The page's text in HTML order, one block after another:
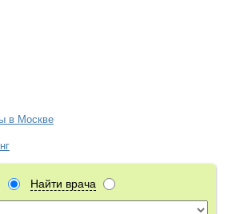
в Москве
Найти врача